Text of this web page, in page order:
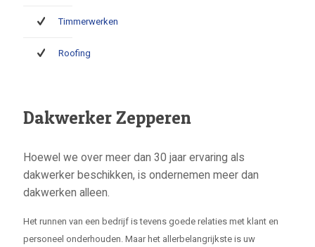
Timmerwerken
Roofing
Dakwerker Zepperen
Hoewel we over meer dan 30 jaar ervaring als
dakwerker beschikken, is ondernemen meer dan
dakwerken alleen.
Het runnen van een bedrijf is tevens goede relaties met klant en
personeel onderhouden. Maar het allerbelangrijkste is uw